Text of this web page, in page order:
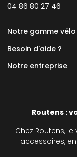
04 86 80 27 46
Notre gamme vélo
Besoin d'aide ?
Notre entreprise
Routens :
Chez Routens,
accessoires,